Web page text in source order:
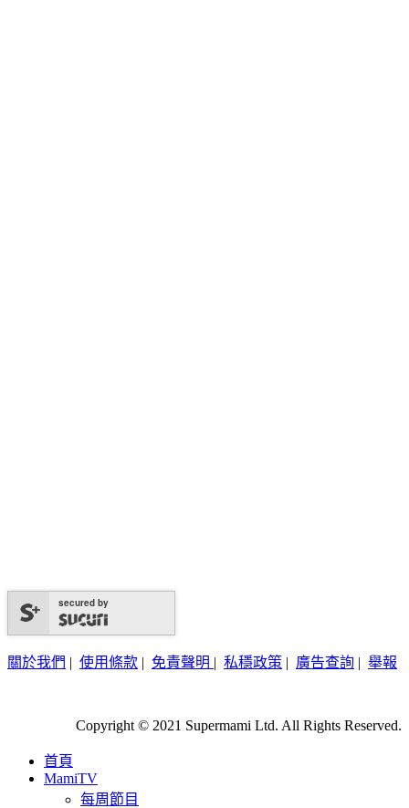
secured by
關於我們 | 使用條款 | 免責聲明 | 私穩政策 | 廣告查詢 | 舉報
Copyright © 2021 Supermami Ltd. All Rights Reserved.
首頁
MamiTV
每周節目